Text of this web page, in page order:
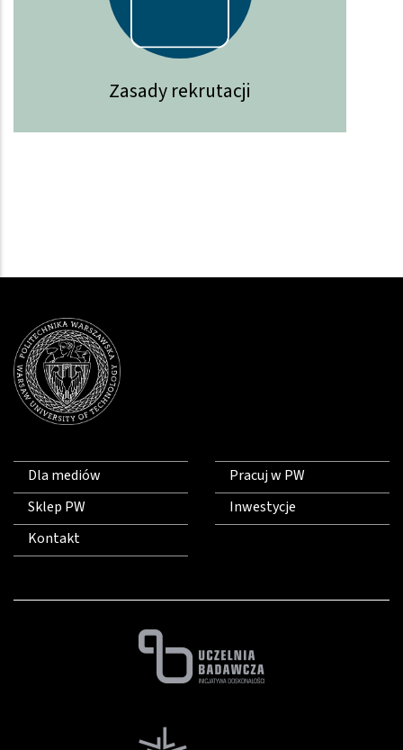
Zasady rekrutacji
Dla mediów
Sklep PW
Kontakt
Pracuj w PW
Inwestycje